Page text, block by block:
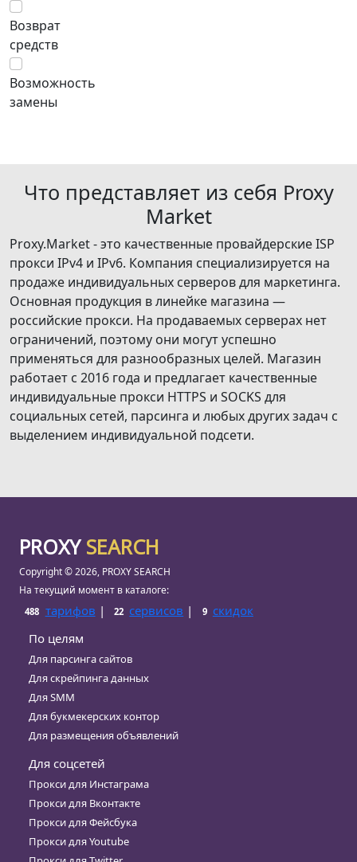
Возврат
средств
Возможность
замены
Что представляет из себя Proxy
Market
Proxy.Market - это качественные провайдерские ISP
прокси IPv4 и IPv6. Компания специализируется на
продаже индивидуальных серверов для маркетинга.
Основная продукция в линейке магазина —
российские прокси. На продаваемых серверах нет
ограничений, поэтому они могут успешно
применяться для разнообразных целей. Магазин
работает с 2016 года и предлагает качественные
индивидуальные прокси HTTPS и SOCKS для
социальных сетей, парсинга и любых других задач с
выделением индивидуальной подсети.
PROXYSEARCH
Copyright © 2026, PROXY SEARCH
На текущий момент в каталоге:
488 тарифов | 22 сервисов | 9 скидок
По целям
Для парсинга сайтов
Для скрейпинга данных
Для SMM
Для букмекерских контор
Для размещения объявлений
Для соцсетей
Прокси для Инстаграма
Прокси для Вконтакте
Прокси для Фейсбука
Прокси для Youtube